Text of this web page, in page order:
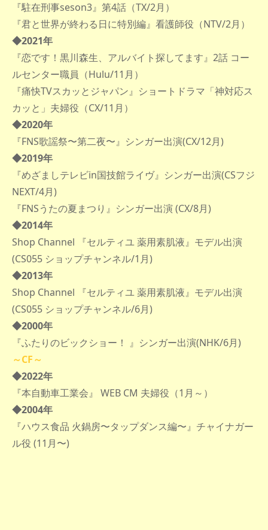
『駐在刑事seson3』第4話（TX/2月）
『君と世界が終わる日に特別編』看護師役（NTV/2月）
◆2021年
『恋です！黒川森生、アルバイト探してます』2話 コー
ルセンター職員（Hulu/11月）
『痛快TVスカッとジャパン』ショートドラマ「神対応ス
カッと」夫婦役（CX/11月）
◆2020年
『FNS歌謡祭〜第二夜〜』シンガー出演(CX/12月)
◆2019年
『めざましテレビin国技館ライヴ』シンガー出演(CSフジ
NEXT/4月)
『FNSうたの夏まつり』シンガー出演 (CX/8月)
◆2014年
Shop Channel 『セルティユ 薬用素肌液』モデル出演
(CS055 ショップチャンネル/1月)
◆2013年
Shop Channel 『セルティユ 薬用素肌液』モデル出演
(CS055 ショップチャンネル/6月)
◆2000年
『ふたりのビックショー！ 』シンガー出演(NHK/6月)
～CF～
◆2022年
『本自動車工業会』 WEB CM 夫婦役（1月～）
◆2004年
『ハウス食品 火鍋房〜タップダンス編〜』チャイナガー
ル役 (11月〜)